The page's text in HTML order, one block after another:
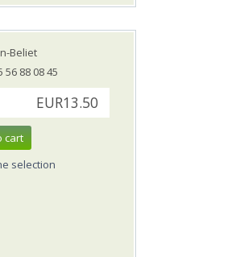
Beliet
56 88 08 45
EUR13.50
cart
selection